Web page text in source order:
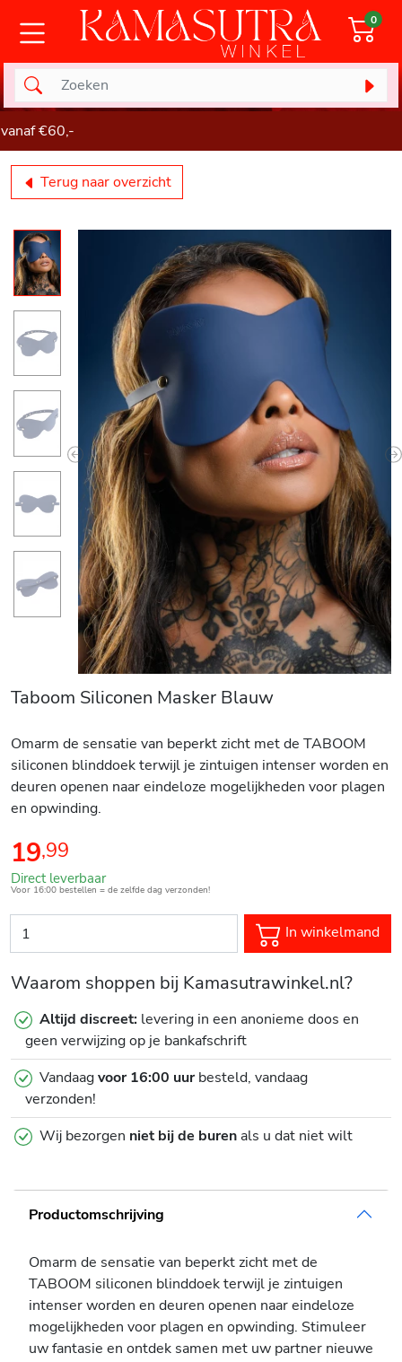
€60,-
0
Terug naar overzicht
Previous
Taboom Siliconen Masker Blauw
Omarm de sensatie van beperkt zicht met de TABOOM
siliconen blinddoek terwijl je zintuigen intenser worden en
deuren openen naar eindeloze mogelijkheden voor plagen
en opwinding.
19,99
Direct leverbaar
Voor 16:00 bestellen = de zelfde dag verzonden!
In winkelmand
Waarom shoppen bij Kamasutrawinkel.nl?
Altijd discreet: levering in een anonieme doos en
geen verwijzing op je bankafschrift
Vandaagvoor 16:00 uurbesteld, vandaag
verzonden!
Wij bezorgen niet bij de burenals u dat niet wilt
Productomschrijving
Omarm de sensatie van beperkt zicht met de
TABOOM siliconen blinddoek terwijl je zintuigen
intenser worden en deuren openen naar eindeloze
mogelijkheden voor plagen en opwinding. Stimuleer
uw fantasie en ontdek samen met uw partner nieuwe